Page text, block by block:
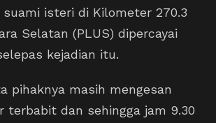
suami isteri di Kilometer 270.3
Selatan (PLUS) dipercayai
kejadian itu.
pihaknya masih mengesan
terbabit dan sehingga jam 9.30